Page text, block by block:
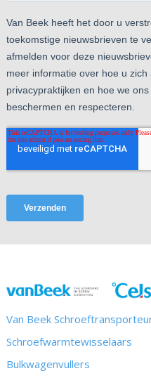
Van Beek
Schroefwarmtewisselaars
Bulkwagenvullers